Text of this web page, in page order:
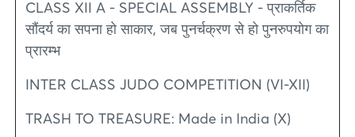
CLASS XII A - SPECIAL ASSEMBLY - प्राकर्तिक
सौंदर्य का सपना हो साकार, जब पुनर्चक्रण से हो पुनरुपयोग का
प्रारम्भ
INTER CLASS JUDO COMPETITION (VI-XII)
TRASH TO TREASURE: Made in India (X)